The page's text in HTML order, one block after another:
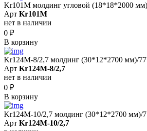
Kr101M молдинг угловой (18*18*2000
Арт Kr101M
нет в наличии
0 ₽
В корзину
Kr124M-8/2,7 молдинг (30*12*2700 мм)/77
Арт Kr124M-8/2,7
нет в наличии
0 ₽
В корзину
Kr124M-10/2,7 молдинг (30*12*2700 мм)/
Арт Kr124M-10/2,7